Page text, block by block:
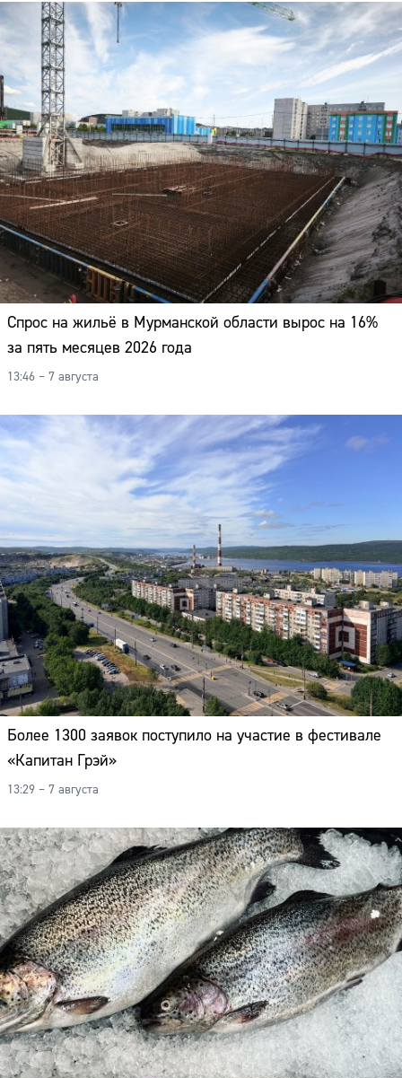
Спрос на жильё в Мурманской области вырос на 16%
за пять месяцев 2026 года
13:46 – 7 августа
Более 1300 заявок поступило на участие в фестивале
«Капитан Грэй»
13:29 – 7 августа